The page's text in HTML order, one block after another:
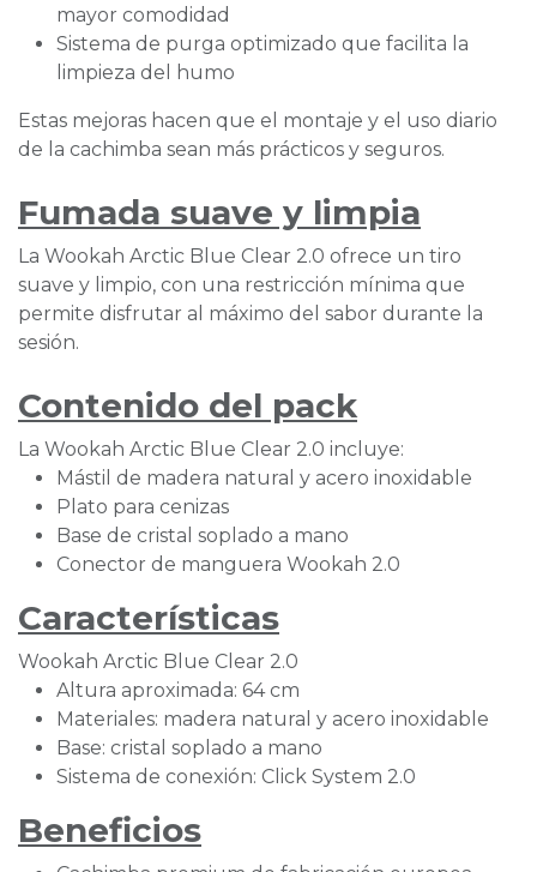
mayor comodidad
Sistema de purga optimizado que facilita la
limpieza del humo
Estas mejoras hacen que el montaje y el uso diario
de la cachimba sean más prácticos y seguros.
Fumada suave y limpia
La Wookah Arctic Blue Clear 2.0 ofrece un tiro
suave y limpio, con una restricción mínima que
permite disfrutar al máximo del sabor durante la
sesión.
Contenido del pack
La Wookah Arctic Blue Clear 2.0 incluye:
Mástil de madera natural y acero inoxidable
Plato para cenizas
Base de cristal soplado a mano
Conector de manguera Wookah 2.0
Características
Wookah Arctic Blue Clear 2.0
Altura aproximada: 64 cm
Materiales: madera natural y acero inoxidable
Base: cristal soplado a mano
Sistema de conexión: Click System 2.0
Beneficios